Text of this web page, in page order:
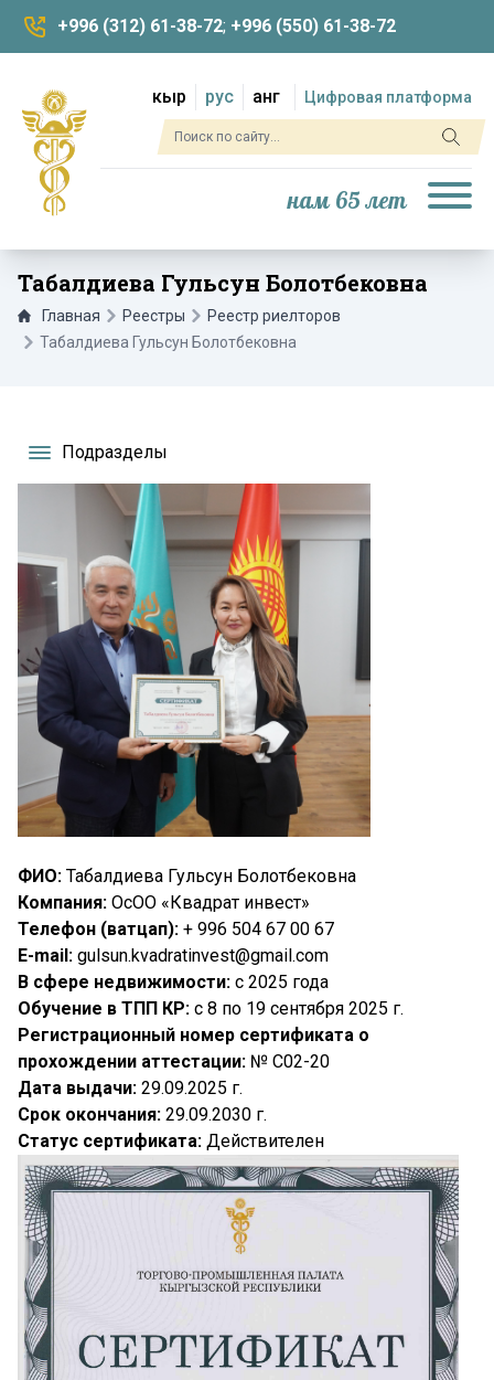
+996 (312) 61-38-72; +996 (550) 61-38-72
кыр рус анг Цифровая платформа
нам 65 лет
Табалдиева Гульсун Болотбековна
Главная Реестры
Реестр риелторов
Табалдиева Гульсун Болотбековна
Подразделы
ФИО: Табалдиева Гульсун Болотбековна
Компания: ОсОО «Квадрат инвест»
Телефон (ватцап): + 996 504 67 00 67
E-mail: gulsun.kvadratinvest@gmail.com
В сфере недвижимости: с 2025 года
Обучение в ТПП КР: с 8 по 19 сентября 2025 г.
Регистрационный номер сертификата о
прохождении аттестации: № C02-20
Дата выдачи: 29.09.2025 г.
Срок окончания: 29.09.2030 г.
Статус сертификата: Действителен